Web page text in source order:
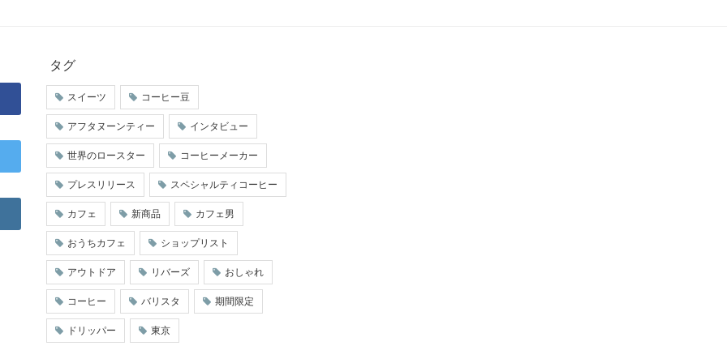
タグ
スイーツ コーヒー豆
アフタヌーンティー インタビュー
世界のロースター コーヒーメーカー
プレスリリース スペシャルティコーヒー
カフェ 新商品 カフェ男
おうちカフェ ショップリスト
アウトドア リバーズ おしゃれ
コーヒー バリスタ 期間限定
ドリッパー 東京